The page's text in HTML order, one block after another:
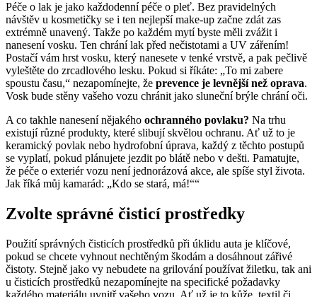
Péče o lak je jako každodenní péče o pleť. Bez pravidelných
návštěv u kosmetičky se i ten nejlepší make-up začne zdát zas
extrémně unavený. Takže po každém mytí byste měli zvážit i
nanesení vosku. Ten chrání lak před nečistotami a UV zářením!
Postačí vám hrst vosku, který nanesete v tenké vrstvě, a pak pečlivě
vyleštěte do zrcadlového lesku. Pokud si říkáte: „To mi zabere
spoustu času,“ nezapomínejte, že prevence je levnější než oprava.
Vosk bude stěny vašeho vozu chránit jako sluneční brýle chrání oči.
A co takhle nanesení nějakého ochranného povlaku? Na trhu
existují různé produkty, které slibují skvělou ochranu. Ať už to je
keramický povlak nebo hydrofobní úprava, každý z těchto postupů
se vyplatí, pokud plánujete jezdit po blátě nebo v dešti. Pamatujte,
že péče o exteriér vozu není jednorázová akce, ale spíše styl života.
Jak říká můj kamarád: „Kdo se stará, má!““
Zvolte správné čisticí prostředky
Použití správných čisticích prostředků při úklidu auta je klíčové,
pokud se chcete vyhnout nechtěným škodám a dosáhnout zářivé
čistoty. Stejně jako vy nebudete na grilování používat žiletku, tak ani
u čisticích prostředků nezapomínejte na specifické požadavky
každého materiálu uvnitř vašeho vozu. Ať už je to kůže, textil či